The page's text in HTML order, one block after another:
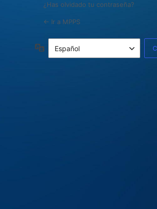
¿Has olvidado tu contraseña?
← Ir a MPPS
Idioma